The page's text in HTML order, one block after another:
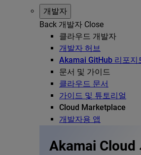
개발자
Back 개발자 Close
클라우드 개발자
개발자 허브
Akamai GitHub 리포지
문서 및 가이드
클라우드 문서
가이드 및 튜토리얼
Cloud Marketplace
개발자용 앱
Akamai Cloud